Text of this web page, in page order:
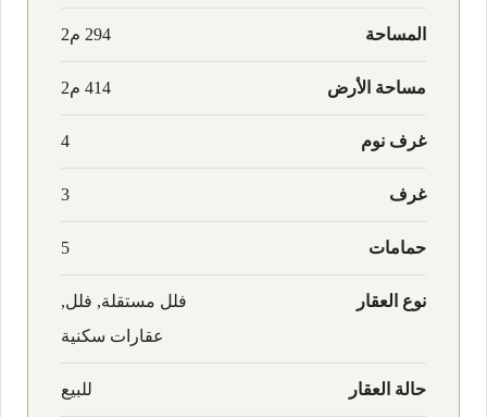
المساحة 294 م2
مساحة الأرض 414 م2
غرف نوم 4
غرف 3
حمامات 5
نوع العقار
فلل مستقلة, فلل,
عقارات سكنية
حالة العقار للبيع